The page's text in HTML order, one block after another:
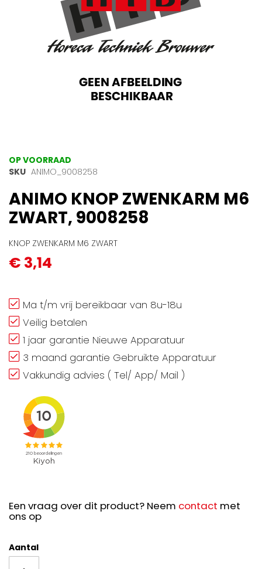
Ga
naar
begin
van
de
afbeeldingen-
gallerij
OP VOORRAAD
SKU ANIMO_9008258
ANIMO KNOP ZWENKARM M6
ZWART, 9008258
KNOP ZWENKARM M6 ZWART
€ 3,14
Ma t/m vrij bereikbaar van 8u-18u
Veilig betalen
1 jaar garantie Nieuwe Apparatuur
3 maand garantie Gebruikte Apparatuur
Vakkundig advies ( Tel/ App/ Mail )
Een vraag over dit product? Neem contact met
ons op
Aantal